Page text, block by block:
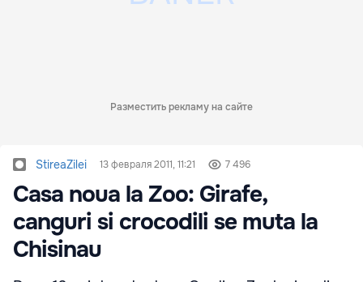
Разместить рекламу на сайте
StireaZilei 13 февраля 2011, 11:21 7 496
Casa noua la Zoo: Girafe,
canguri si crocodili se muta la
Chisinau